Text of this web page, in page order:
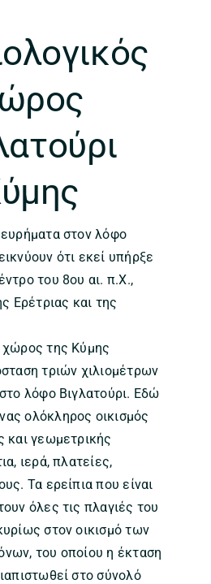
στον λόφο
ότι εκεί υπήρξε
του 8ου αι. π.Χ.,
Ερέτριας και της
χώρος της Κύμης
τριών χιλιομέτρων
λόφο Βιγλατούρι. Εδώ
ολόκληρος οικισμός
και γεωμετρικής
ιερά, πλατείες,
Τα ερείπια που είναι
όλες τις πλαγιές του
στον οικισμό των
του οποίου η έκταση
στο σύνολό